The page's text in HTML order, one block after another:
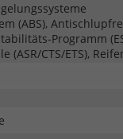
(ABS),
Programm
(ASR/CTS/ETS),